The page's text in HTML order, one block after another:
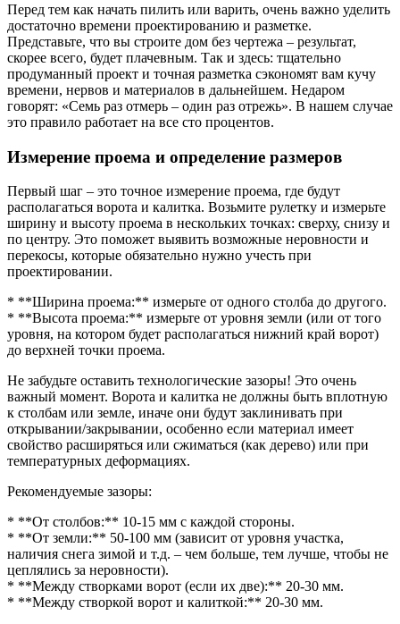
Перед тем как начать пилить или варить, очень важно уделить
достаточно времени проектированию и разметке.
Представьте, что вы строите дом без чертежа – результат,
скорее всего, будет плачевным. Так и здесь: тщательно
продуманный проект и точная разметка сэкономят вам кучу
времени, нервов и материалов в дальнейшем. Недаром
говорят: «Семь раз отмерь – один раз отрежь». В нашем случае
это правило работает на все сто процентов.
Измерение проема и определение размеров
Первый шаг – это точное измерение проема, где будут
располагаться ворота и калитка. Возьмите рулетку и измерьте
ширину и высоту проема в нескольких точках: сверху, снизу и
по центру. Это поможет выявить возможные неровности и
перекосы, которые обязательно нужно учесть при
проектировании.
* **Ширина проема:** измерьте от одного столба до другого.
* **Высота проема:** измерьте от уровня земли (или от того
уровня, на котором будет располагаться нижний край ворот)
до верхней точки проема.
Не забудьте оставить технологические зазоры! Это очень
важный момент. Ворота и калитка не должны быть вплотную
к столбам или земле, иначе они будут заклинивать при
открывании/закрывании, особенно если материал имеет
свойство расширяться или сжиматься (как дерево) или при
температурных деформациях.
Рекомендуемые зазоры:
* **От столбов:** 10-15 мм с каждой стороны.
* **От земли:** 50-100 мм (зависит от уровня участка,
наличия снега зимой и т.д. – чем больше, тем лучше, чтобы не
цеплялись за неровности).
* **Между створками ворот (если их две):** 20-30 мм.
* **Между створкой ворот и калиткой:** 20-30 мм.